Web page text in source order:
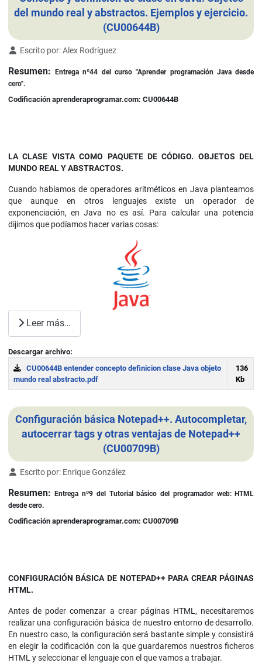
del mundo real y abstractos. Ejemplos y ejercicio.
(CU00644B)
Detalles
Escrito por:Alex Rodríguez
Resumen:
Entrega nº44 del curso "Aprender programación Java desde
cero".
Codificación aprenderaprogramar.com: CU00644B
LA CLASE VISTA COMO PAQUETE DE CÓDIGO. OBJETOS DEL
MUNDO REAL Y ABSTRACTOS.
Cuando hablamos de operadores aritméticos en Java planteamos
que aunque en otros lenguajes existe un operador de
exponenciación, en Java no es así. Para calcular una potencia
dijimos que podíamos hacer varias cosas:
Leer más…
Descargar archivo:
CU00644B entender concepto definicion clase Java objeto
mundo real abstracto.pdf
136
Kb
Configuración básica Notepad++. Autocompletar,
autocerrar tags y otras ventajas de Notepad++
(CU00709B)
Detalles
Escrito por: Enrique González
Resumen:Entrega nº9 delTutorial básico del programador web: HTML
desde cero.
Codificación aprenderaprogramar.com: CU00709B
CONFIGURACIÓN BÁSICA DE NOTEPAD++ PARA CREAR PÁGINAS
HTML.
Antes de poder comenzar a crear páginas HTML, necesitaremos
realizar una configuración básica de nuestro entorno de desarrollo.
En nuestro caso, la configuración será bastante simple y consistirá
en elegir la codificación con la que guardaremos nuestros ficheros
HTML y seleccionar el lenguaje con el que vamos a trabajar.